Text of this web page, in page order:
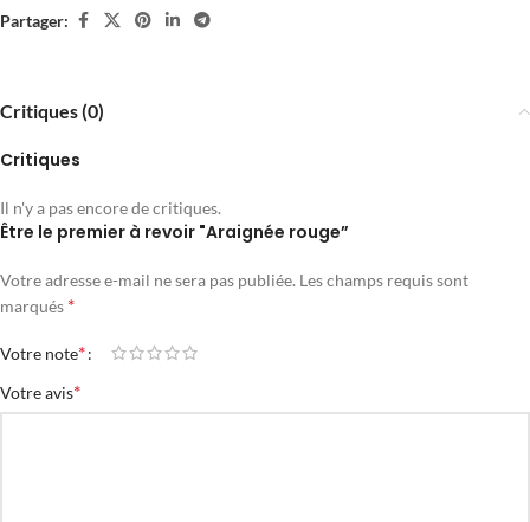
Partager:
Critiques (0)
Critiques
Il n'y a pas encore de critiques.
Être le premier à revoir "Araignée rouge”
Votre adresse e-mail ne sera pas publiée. Les champs requis sont
marqués *
Votre note*
Votre avis*